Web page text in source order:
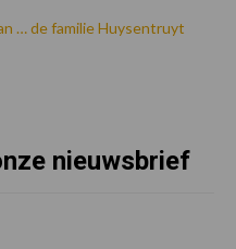
… de familie Huysentruyt
nieuwsbrief